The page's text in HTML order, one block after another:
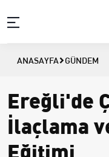
ANASAYFA GÜNDEM
Ereğli'de
İlaçlama
Eğitimi